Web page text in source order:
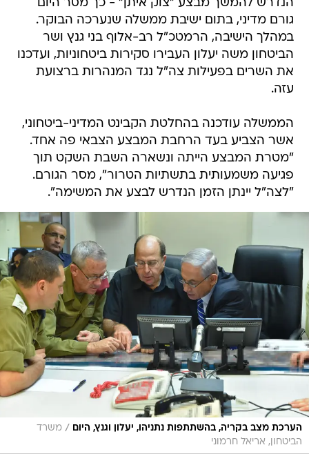
הנדרש להמשך מבצע "צוק איתן" - כך מסר היום
גורם מדיני, בתום ישיבת ממשלה שנערכה הבוקר.
במהלך הישיבה, הרמטכ"ל רב-אלוף בני גנץ ושר
הביטחון משה יעלון העבירו סקירות ביטחוניות, ועדכנו
את השרים בפעילות צה"ל נגד המנהרות ברצועת
עזה.
הממשלה עודכנה בהחלטת הקבינט המדיני-ביטחוני,
אשר הצביע בעד הרחבת המבצע הצבאי פה אחד.
"מטרת המבצע הייתה ונשארה השבת השקט תוך
פגיעה משמעותית בתשתיות הטרור", מסר הגורם.
"לצה"ל יינתן הזמן הנדרש לבצע את המשימה".
הערכת מצב בקריה, בהשתתפות נתניהו, יעלון וגנץ, היום / משרד
הביטחון, אריאל חרמוני